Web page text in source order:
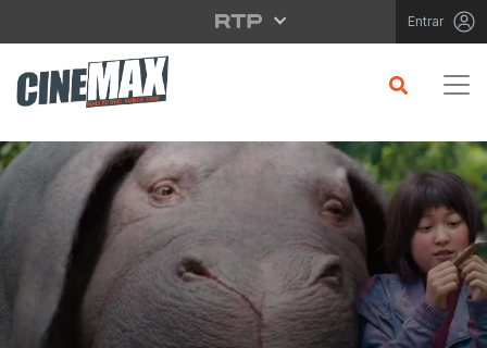
Saltar para o conteúdo principal Entrar